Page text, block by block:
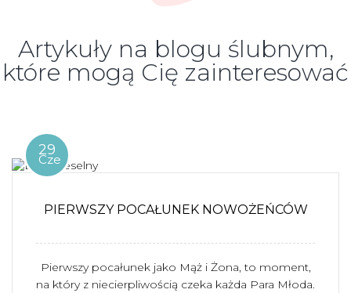
Artykuły na blogu ślubnym,
które mogą Cię zainteresować
29
Cze
PIERWSZY POCAŁUNEK NOWOŻEŃCÓW
Pierwszy pocałunek jako Mąż i Żona, to moment,
na który z niecierpliwością czeka każda Para Młoda.